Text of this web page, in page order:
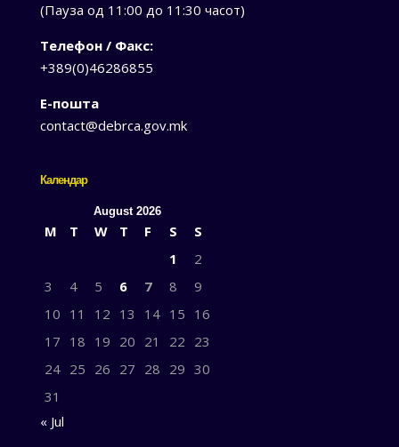
(Пауза од 11:00 до 11:30 часот)
Телефон / Факс:
+389(0)46286855
Е-пошта
contact@debrca.gov.mk
Календар
August 2026
M T W T F S
S
1
2
3
4 5 6 7 8
9
10 11 12 13 14 15 16
17 18 19 20 21 22 23
24 25 26 27 28 29 30
31
« Jul